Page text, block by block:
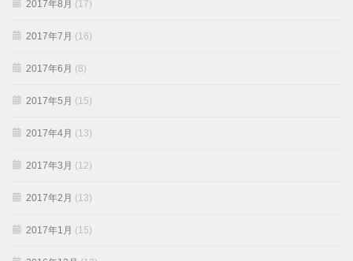
2017年8月 (17)
2017年7月 (16)
2017年6月 (8)
2017年5月 (15)
2017年4月 (13)
2017年3月 (12)
2017年2月 (13)
2017年1月 (15)